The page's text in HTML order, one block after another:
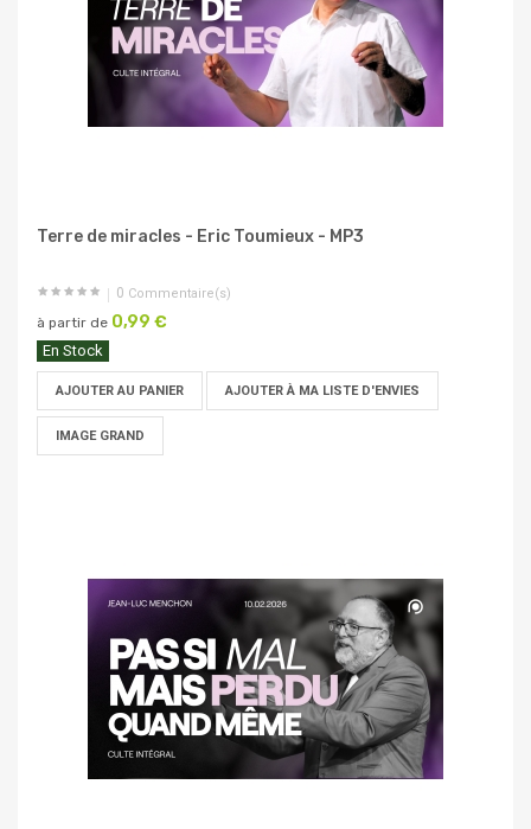
Terre de miracles - Eric Toumieux - MP3
0 Commentaire(s)
à partir de 0,99 €
En Stock
AJOUTER AU PANIER AJOUTER À MA LISTE D'ENVIES
IMAGE GRAND